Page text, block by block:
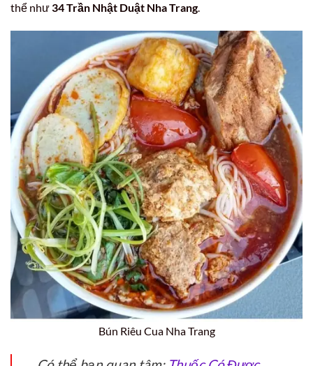
thể như34 Trần Nhật Duật Nha Trang.
Bún Riêu Cua Nha Trang